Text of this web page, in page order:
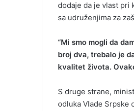
dodaje da je vlast pri
sa udruženjima za
“Mi smo mogli da
broj dva, trebalo je
kvalitet života.
S druge strane,
odluka Vlade Srpske